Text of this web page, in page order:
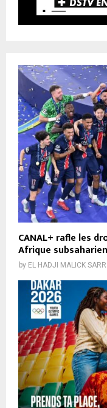
CANAL+ rafle les
Afrique
by EL HADJI MALICK SARR